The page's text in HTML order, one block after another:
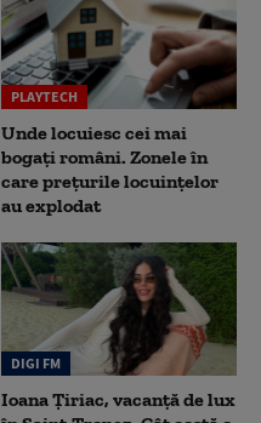
PLAYTECH
Unde locuiesc cei mai
bogați români. Zonele în
care prețurile locuințelor
au explodat
DIGI FM
Ioana Țiriac, vacanță de lux